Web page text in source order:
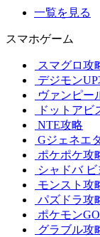
一覧を見る
スマホゲーム
スマグロ攻
デジモン
ヴァンピー
ドットアビ
NTE攻略
Gジェネエ
ポケポケ攻
シャドバ
モンスト攻
パズドラ攻
ポケモン
グラブル攻